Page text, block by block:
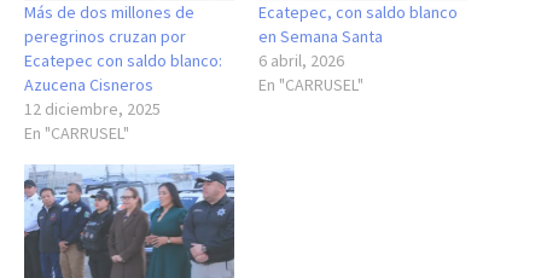
Más de dos millones de
peregrinos cruzan por
Ecatepec con saldo blanco:
Azucena Cisneros
12 diciembre, 2025
En "CARRUSEL"
Ecatepec, con saldo blanco
en Semana Santa
6 abril, 2026
En "CARRUSEL"